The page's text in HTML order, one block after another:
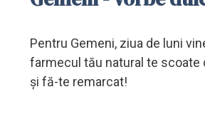
Pentru Gemeni, ziua de luni
farmecul tău natural te scoate
și fă-te remarcat!